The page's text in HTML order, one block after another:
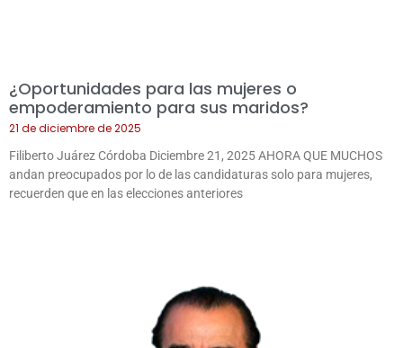
¿Oportunidades para las mujeres o
empoderamiento para sus maridos?
21 de diciembre de 2025
Filiberto Juárez Córdoba Diciembre 21, 2025 AHORA QUE MUCHOS
andan preocupados por lo de las candidaturas solo para mujeres,
recuerden que en las elecciones anteriores